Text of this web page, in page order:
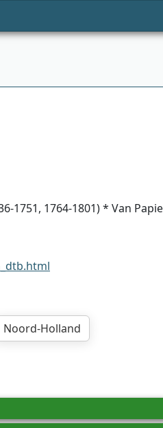
1751, 1764-1801) * Van
Noord-Holland